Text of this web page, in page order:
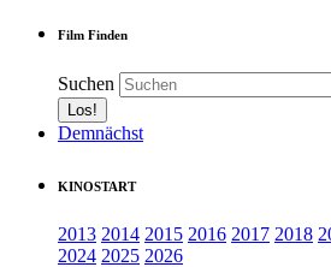
Film Finden
Suchen
Demnächst
KINOSTART
2013 2014 2015 2016 2017 2018
2024 2025 2026